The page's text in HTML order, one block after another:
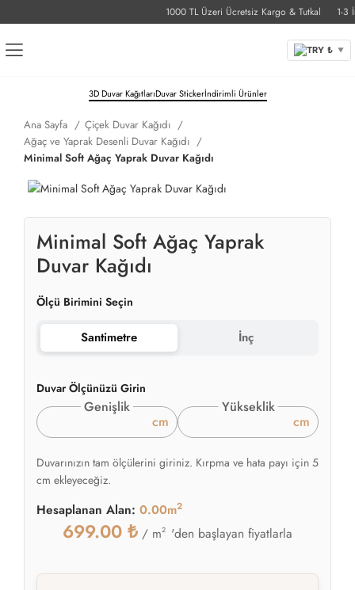
1000 TL Üzeri Ücretsiz Kargo & Tutkal 1-3
TRY ₺ ▼
3D Duvar KağıtlarıDuvar Stickerİndirimli Ürünler
Ana Sayfa
Çiçek Duvar Kağıdı
Ağaç ve Yaprak Desenli Duvar Kağıdı
Minimal Soft Ağaç Yaprak Duvar Kağıdı
Minimal Soft Ağaç Yaprak
Duvar Kağıdı
Ölçü Birimini Seçin
Santimetre İnç
Duvar Ölçünüzü Girin
Genişlik
cm
Yükseklik
cm
Duvarınızın tam ölçülerini giriniz. Kırpma ve hata payı için 5
cm ekleyeceğiz.
Hesaplanan Alan: 0.00m2
699.00 ₺ / m2 'den başlayan fiyatlarla